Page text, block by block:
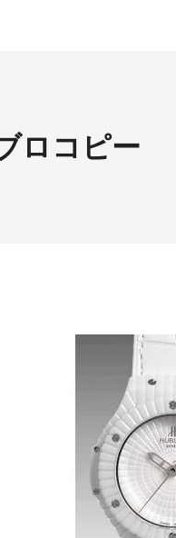
ロコピー